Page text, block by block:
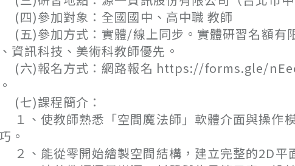
)參加對象：全國國中、高中職 教師
)參加方式：實體/線上同步。實體研習名額有
資訊科技、美術科教師優先。
)報名方式：網路報名 https://forms.gle/
)課程簡介：
、使教師熟悉「空間魔法師」軟體介面與操作
。
、能從零開始繪製空間結構，建立完整的2D平